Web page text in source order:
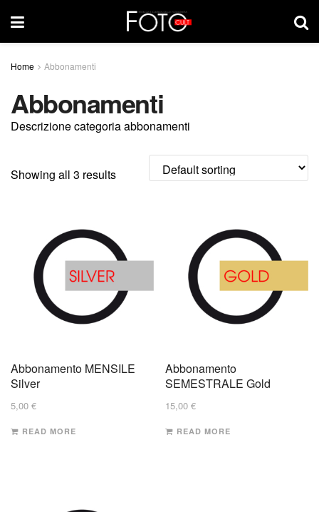
Home Abbonamenti
Abbonamenti
Descrizione categoria abbonamenti
Showing all 3 results
Abbonamento MENSILE
Silver
5,00 €
READ MORE
Abbonamento
SEMESTRALE Gold
15,00€
READ MORE